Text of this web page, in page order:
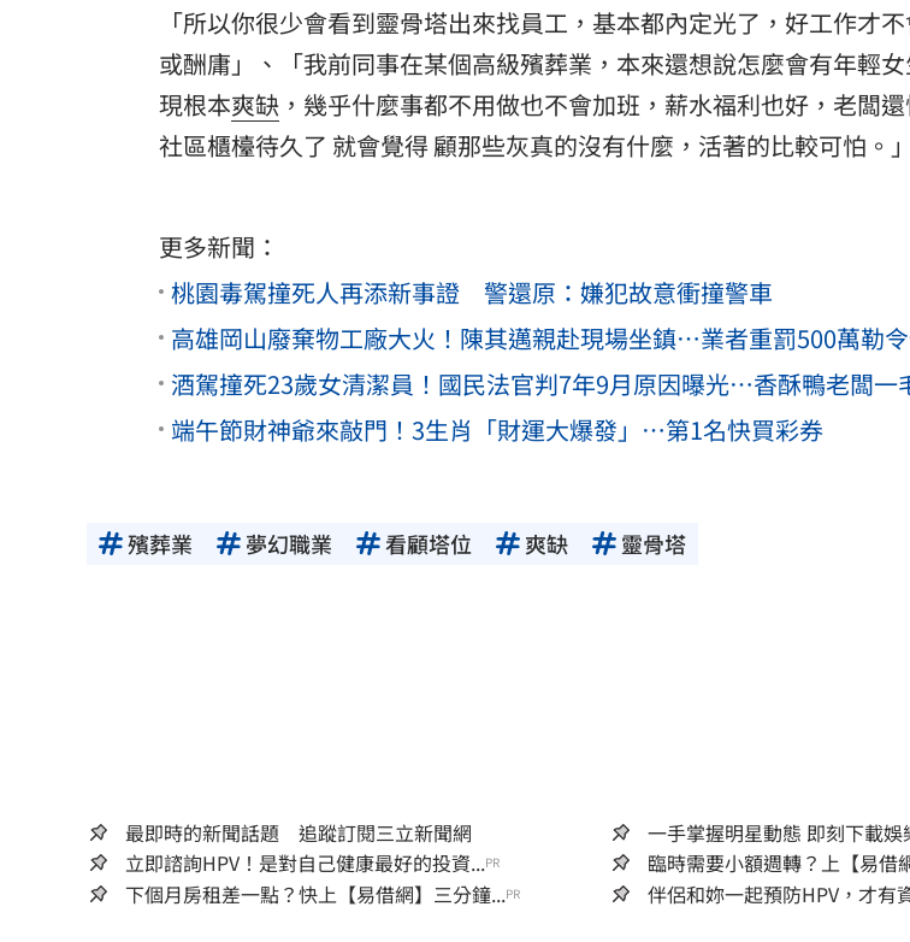
「所以你很少會看到靈骨塔出來找員工，基本都內定光了，好工作才
或酬庸」、「我前同事在某個高級殯葬業，本來還想說怎麼會有年輕
現根本爽缺 ，幾乎什麼事都不用做也不會加班，薪水福利也好，老闆
社區櫃檯待久了 就會覺得 顧那些灰真的沒有什麼，活著的比較可怕。」
更多新聞：
桃園毒駕撞死人再添新事證 警還原：嫌犯故意衝撞警車
高雄岡山廢棄物工廠大火！陳其邁親赴現場坐鎮…業者重罰500萬勒
酒駕撞死23歲女清潔員！國民法官判7年9月原因曝光…香酥鴨老闆一
端午節財神爺來敲門！3生肖「財運大爆發」…第1名快買彩券
殯葬業 夢幻職業 看顧塔位 爽缺 靈骨塔
最即時的新聞話題 追蹤訂閱三立新聞網
一手掌握明星動態
立即諮詢HPV！是對自己健康最好的投資...PR 臨時需要小額週轉？上【易借
下個月房租差一點？快上【易借網】三分鐘...PR 伴侶和妳一起預防HPV，才有